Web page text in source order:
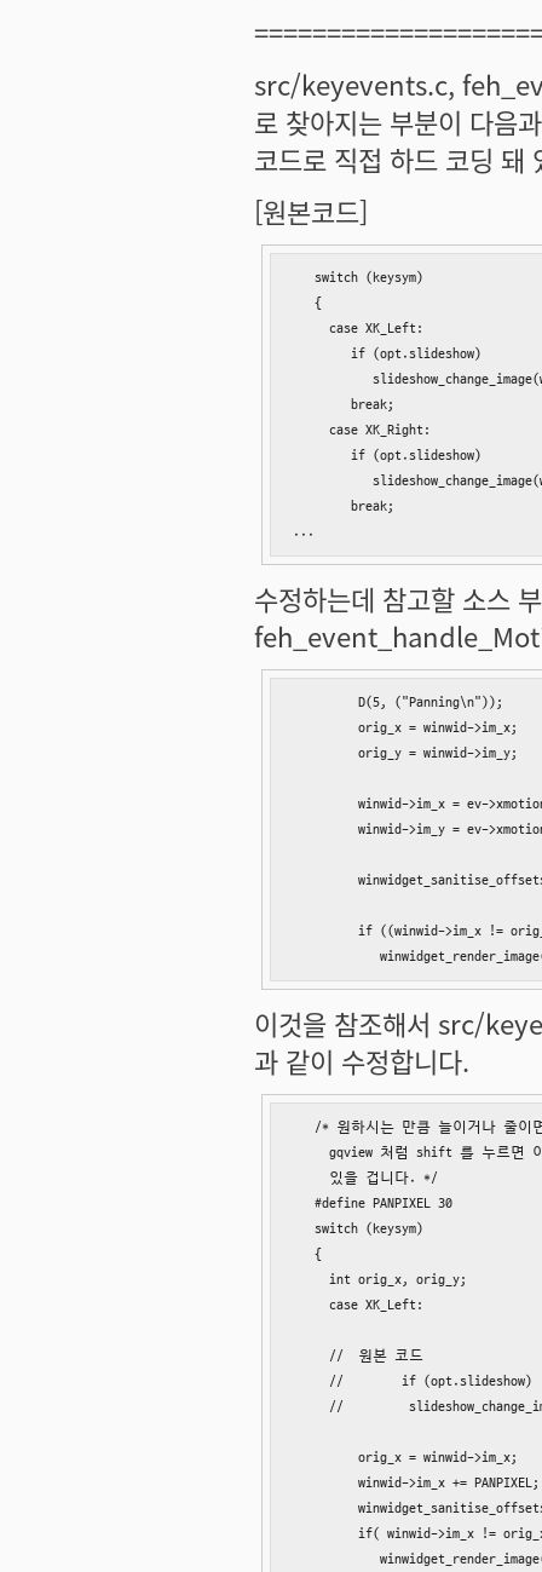
src/keyevents.c,
로 찾아지는 부분이 다음
코드로 직접 하드 코딩 돼
[원본코드]
   switch (keysym)
   {
     case XK_Left:
        if (opt.slideshow)
        break;
     case XK_Right:
        if (opt.slideshow)
        break;
...
수정하는데 참고할 소스
         D(5, ("Panning\n"));
         orig_x = winwid->im_x;
         orig_y = winwid->im_y;
winwid->im_x = ev-
winwid->im_y = ev-
if ((winwid->im_x !=
이것을 참조해서 src/
과 같이 수정합니다.
/* 원하시는 만큼 늘이거나 줄이
gqview 처럼 shift 를 누르면
     있을 겁니다. */
   #define PANPIXEL 30
   switch (keysym)
   {
     int orig_x, orig_y;
     case XK_Left:
     //  원본 코드
     //        if (opt.slideshow)
//
         orig_x = winwid->im_x;
         winwid->im_x += PANPIXEL;
if( winwid->im_x !=